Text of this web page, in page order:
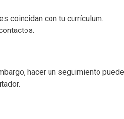
coincidan con tu currículum.
hacer un seguimiento puede